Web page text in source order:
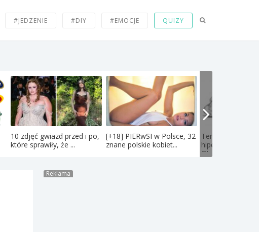
#JEDZENIE #DIY #EMOCJE QUIZY
10 zdjęć gwiazd przed i po,
które sprawiły, że ...
[+18] PIERwSI w Polsce, 32
znane polskie kobiet...
Ten artysta łączy
hiperrealizm ze
Oto...
Reklama